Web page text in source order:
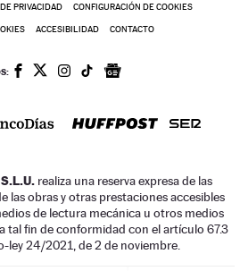
PRIVACIDAD CONFIGURACIÓN DE COOKIES
ACCESIBILIDAD CONTACTO
realiza una reserva expresa de las
las obras y otras prestaciones accesibles
de lectura mecánica u otros medios
tal fin de conformidad con el artículo 67.3
ley 24/2021, de 2 de noviembre.